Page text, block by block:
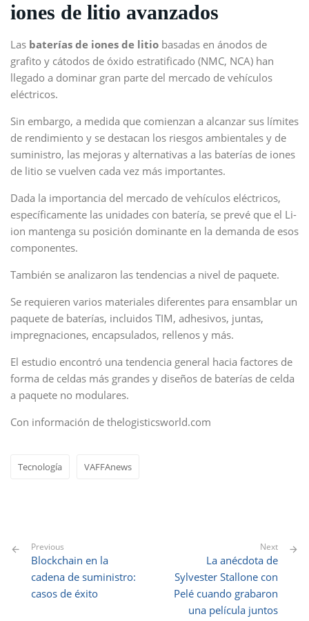
iones de litio avanzados
Las baterías de iones de litio basadas en ánodos de
grafito y cátodos de óxido estratificado (NMC, NCA) han
llegado a dominar gran parte del mercado de vehículos
eléctricos.
Sin embargo, a medida que comienzan a alcanzar sus límites
de rendimiento y se destacan los riesgos ambientales y de
suministro, las mejoras y alternativas a las baterías de iones
de litio se vuelven cada vez más importantes.
Dada la importancia del mercado de vehículos eléctricos,
específicamente las unidades con batería, se prevé que el Li-
ion mantenga su posición dominante en la demanda de esos
componentes.
También se analizaron las tendencias a nivel de paquete.
Se requieren varios materiales diferentes para ensamblar un
paquete de baterías, incluidos TIM, adhesivos, juntas,
impregnaciones, encapsulados, rellenos y más.
El estudio encontró una tendencia general hacia factores de
forma de celdas más grandes y diseños de baterías de celda
a paquete no modulares.
Con información de thelogisticsworld.com
Tecnología VAFFAnews
Previous
Blockchain en la
cadena de suministro:
casos de éxito
Next
La anécdota de
Sylvester Stallone con
Pelé cuando grabaron
una película juntos